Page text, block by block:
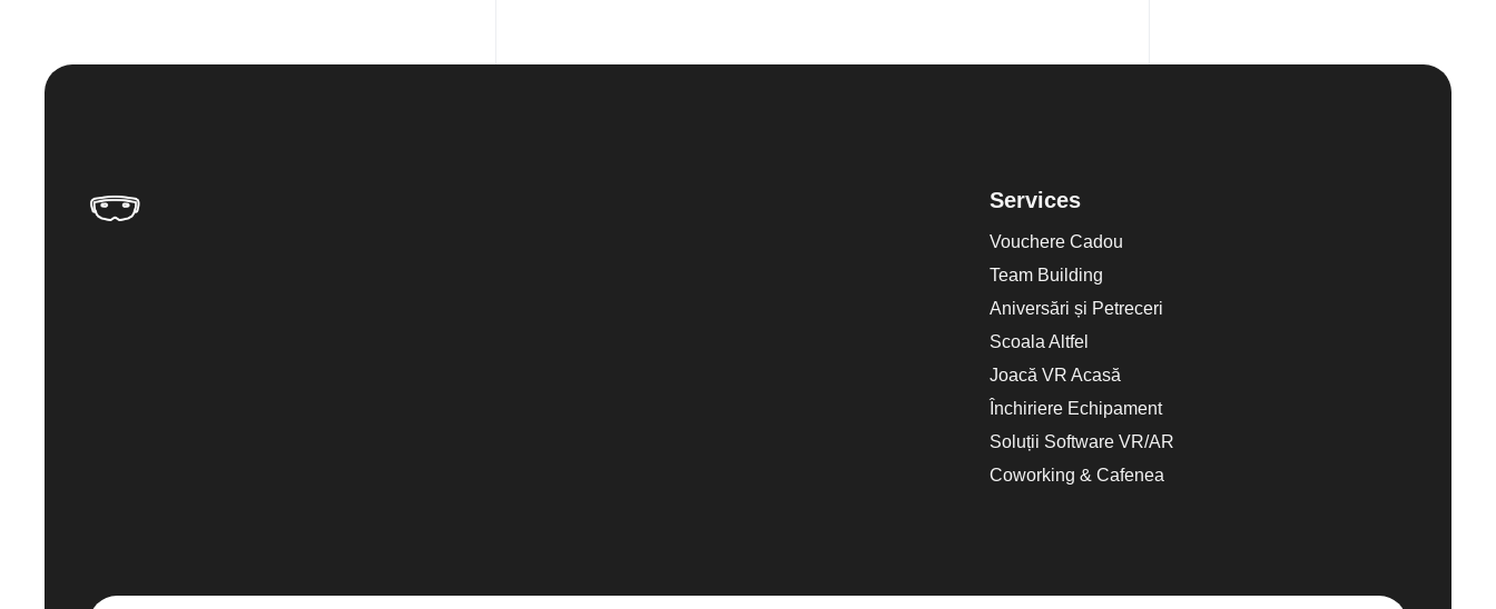
Services
Vouchere Cadou
Team Building
Aniversări și Petreceri
Scoala Altfel
Joacă VR Acasă
Închiriere Echipament
Soluții Software VR/AR
Coworking & Cafenea